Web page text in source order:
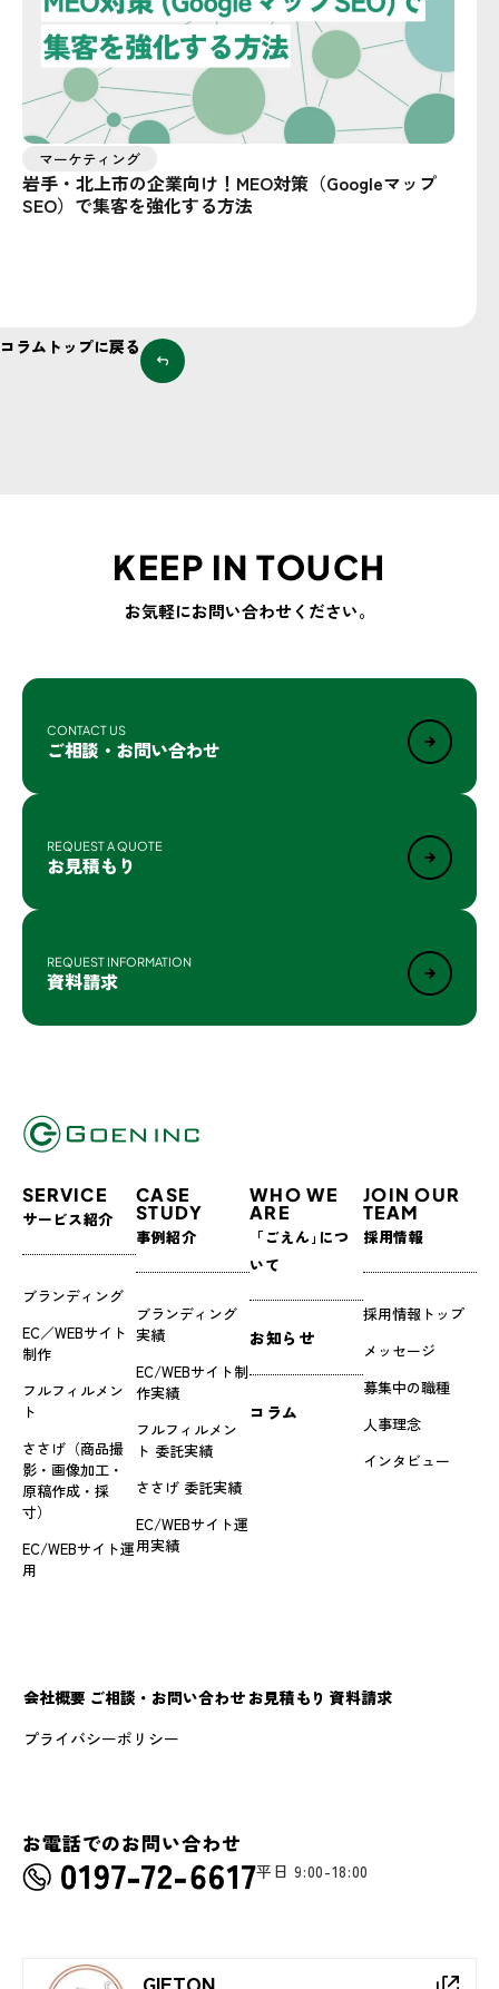
マーケティング
岩手・北上市の企業向け！MEO対策（Googleマップ
SEO）で集客を強化する方法
コラムトップに戻る
KEEP IN TOUCH
お気軽にお問い合わせください。
CONTACT US
ご相談・お問い合わせ
REQUEST A QUOTE
お見積もり
REQUEST INFORMATION
資料請求
SERVICE
サービス紹介
ブランディング
EC／WEBサイト
制作
フルフィルメン
ト
ささげ（商品撮
影・画像加工・
原稿作成・採
寸）
EC/WEBサイト運
用
CASE
STUDY
事例紹介
ブランディング
実績
EC/WEBサイト制
作実績
フルフィルメン
ト 委託実績
ささげ 委託実績
EC/WEBサイト運
用実績
WHO WE
ARE
「ごえん｣につ
いて
お知らせ
コラム
JOIN OUR
TEAM
採用情報
採用情報トップ
メッセージ
募集中の職種
人事理念
インタビュー
会社概要 ご相談・お問い合わせ お見積もり 資料請求
プライバシーポリシー
お電話でのお問い合わせ
平日 9:00-18:00